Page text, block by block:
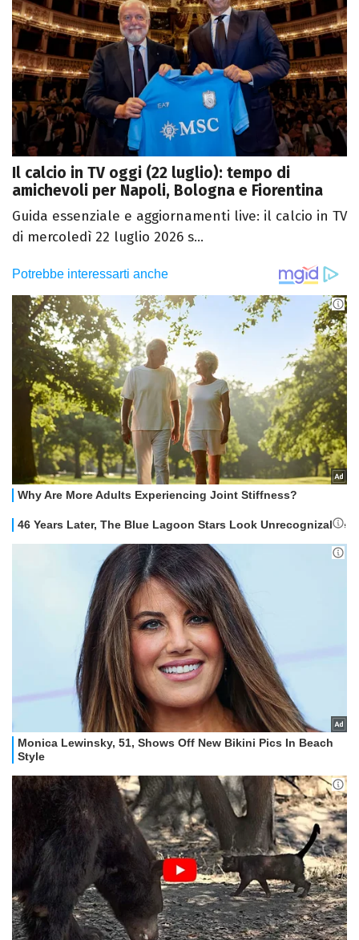
Il calcio in TV oggi (22 luglio): tempo di
amichevoli per Napoli, Bologna e Fiorentina
Guida essenziale e aggiornamenti live: il calcio in TV
di mercoledì 22 luglio 2026 s...